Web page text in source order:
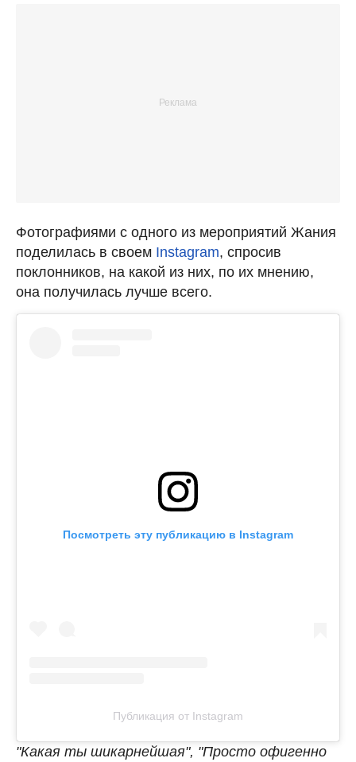
Фотографиями с одного из мероприятий Жания
поделилась в своем Instagram, спросив
поклонников, на какой из них, по их мнению,
она получилась лучше всего.
Посмотреть эту публикацию в Instagram
Публикация от Instagram
"Какая ты шикарнейшая", "Просто офигенно